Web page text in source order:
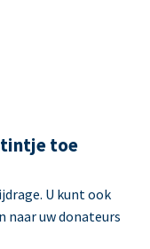
tintje toe
U kunt ook
naar uw donateurs